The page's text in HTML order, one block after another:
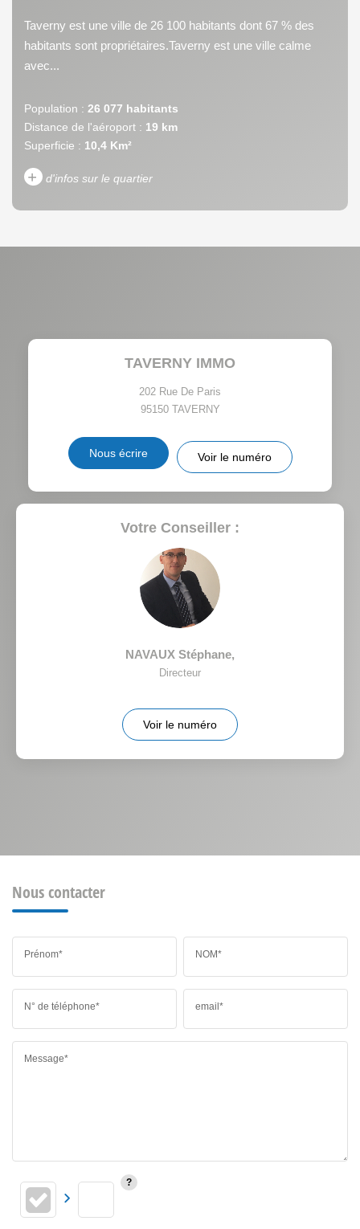
Taverny est une ville de 26 100 habitants dont 67 % des
habitants sont propriétaires.Taverny est une ville calme
avec...
Population : 26 077 habitants
Distance de l'aéroport : 19 km
Superficie : 10,4 Km²
+ d'infos sur le quartier
PART DES MÉNAGES SANS
VOITURE
RÉSULTATS DES LYCÉES ECOLES ET CRÈCHES
TAVERNY IMMO
202 Rue De Paris
95150 TAVERNY
Nous écrire Voir le numéro
Votre Conseiller :
NAVAUX Stéphane,
Directeur
Voir le numéro
Nous contacter
Prénom* NOM*
N° de téléphone* email*
Message*